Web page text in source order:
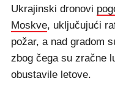
Ukrajinski dronovi
Moskve, uključujući
požar, a nad gradom
zbog čega su zračne
obustavile letove.